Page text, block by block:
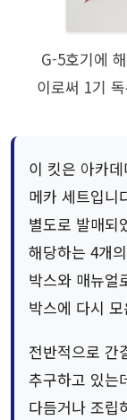
G-5호기에
이로써 1기
이 킷은 아카
메카 세트입니
별도로 발매되
해당하는 4개
박스와 매뉴얼
박스에 다시
전반적으로 간
추구하고 있는
다듬거나 조립